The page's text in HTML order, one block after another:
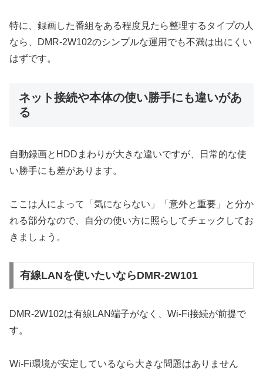
特に、録画した番組をある程度見たら整理するタイプの人
なら、DMR-2W102のシンプルな運用でも不満は出にくい
はずです。
ネット接続や本体の使い勝手にも違いがあ
る
自動録画とHDDまわりが大きな違いですが、日常的な使
い勝手にも差があります。
ここは人によって「気にならない」「意外と重要」と分か
れる部分なので、自分の使い方に照らしてチェックしてお
きましょう。
有線LANを使いたいならDMR-2W101
DMR-2W102は有線LAN端子がなく、Wi-Fi接続が前提で
す。
Wi-Fi環境が安定しているなら大きな問題はありません